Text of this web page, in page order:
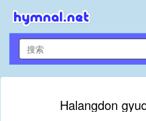
Halangdon